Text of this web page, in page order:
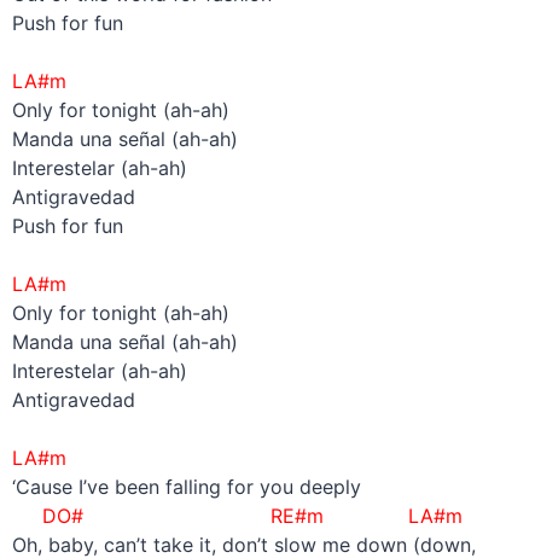
Push for fun
LA#m
Only for tonight (ah-ah)
Manda una señal (ah-ah)
Interestelar (ah-ah)
Antigravedad
Push for fun
LA#m
Only for tonight (ah-ah)
Manda una señal (ah-ah)
Interestelar (ah-ah)
Antigravedad
LA#m
‘Cause I’ve been falling for you deeply
DO# RE#m LA#m
Oh, baby, can’t take it, don’t slow me down (down,